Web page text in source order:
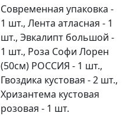
Современная упаковка -
1 шт., Лента атласная - 1
шт., Эвкалипт большой -
1 шт., Роза Софи Лорен
(50см) РОССИЯ - 1 шт.,
Гвоздика кустовая - 2 шт.,
Хризантема кустовая
розовая - 1 шт.